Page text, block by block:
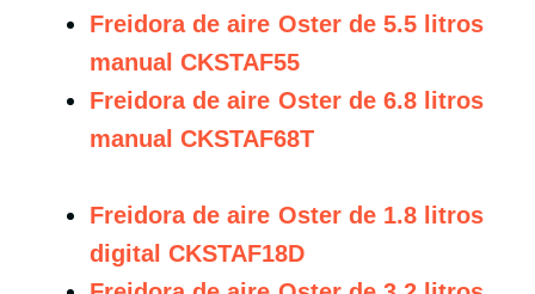
Freidora de aire Oster de 5.5 litros
manual CKSTAF55
Freidora de aire Oster de 6.8 litros
manual CKSTAF68T
Freidora de aire Oster de 1.8 litros
digital CKSTAF18D